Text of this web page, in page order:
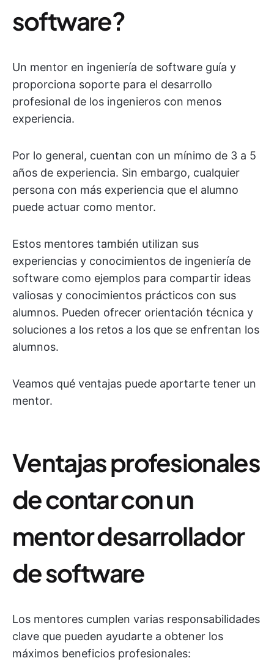
software?
Un mentor en ingeniería de software guía y
proporciona soporte para el desarrollo
profesional de los ingenieros con menos
experiencia.
Por lo general, cuentan con un mínimo de 3 a 5
años de experiencia. Sin embargo, cualquier
persona con más experiencia que el alumno
puede actuar como mentor.
Estos mentores también utilizan sus
experiencias y conocimientos de ingeniería de
software como ejemplos para compartir ideas
valiosas y conocimientos prácticos con sus
alumnos. Pueden ofrecer orientación técnica y
soluciones a los retos a los que se enfrentan los
alumnos.
Veamos qué ventajas puede aportarte tener un
mentor.
Ventajas profesionales
de contar con un
mentor desarrollador
de software
Los mentores cumplen varias responsabilidades
clave que pueden ayudarte a obtener los
máximos beneficios profesionales: